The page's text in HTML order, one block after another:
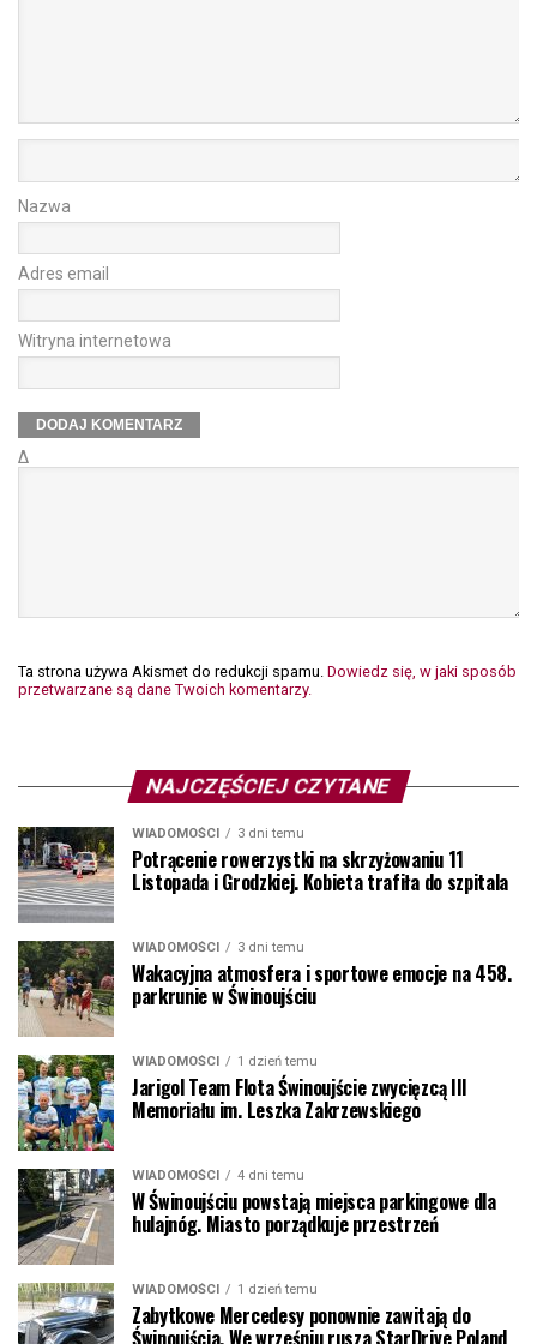
Nazwa
Adres email
Witryna internetowa
Δ
Ta strona używa Akismet do redukcji spamu. Dowiedz się, w jaki sposób
przetwarzane są dane Twoich komentarzy.
NAJCZĘŚCIEJ CZYTANE
WIADOMOŚCI 3 dni temu
Potrącenie rowerzystki na skrzyżowaniu 11
Listopada i Grodzkiej. Kobieta trafiła do szpitala
WIADOMOŚCI 3 dni temu
Wakacyjna atmosfera i sportowe emocje na 458.
parkrunie w Świnoujściu
WIADOMOŚCI 1 dzień temu
Jarigol Team Flota Świnoujście zwycięzcą III
Memoriału im. Leszka Zakrzewskiego
WIADOMOŚCI 4 dni temu
W Świnoujściu powstają miejsca parkingowe dla
hulajnóg. Miasto porządkuje przestrzeń
WIADOMOŚCI 1 dzień temu
Zabytkowe Mercedesy ponownie zawitają do
Świnoujścia. We wrześniu rusza StarDrive Poland